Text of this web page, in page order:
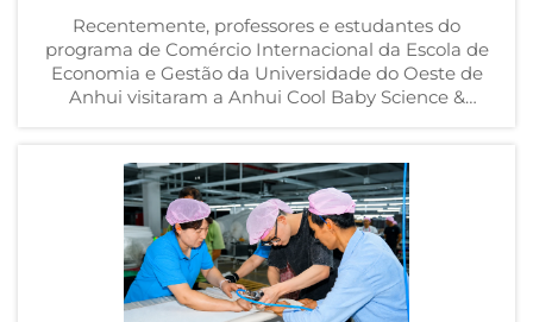
Recentemente, professores e estudantes do
programa de Comércio Internacional da Escola de
Economia e Gestão da Universidade do Oeste de
Anhui visitaram a Anhui Cool Baby Science &